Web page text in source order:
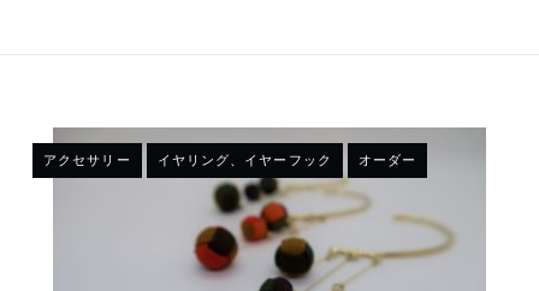
アクセサリー イヤリング、イヤーフック オーダー